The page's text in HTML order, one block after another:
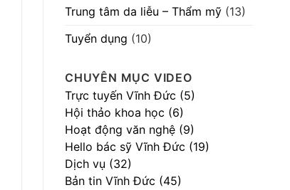
Trung tâm da liễu – Thẩm mỹ (13)
Tuyển dụng (10)
CHUYÊN MỤC VIDEO
Trực tuyến Vĩnh Đức (5)
Hội thảo khoa học (6)
Hoạt động văn nghệ (9)
Hello bác sỹ Vĩnh Đức (19)
Dịch vụ (32)
Bản tin Vĩnh Đức (45)